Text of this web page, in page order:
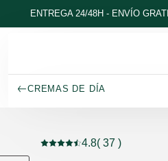
Ir al contenido principal
ENTREGA 24/48H - ENVÍO
CREMAS DE DÍA
Puntuación: 4.8 / 5
4.8( 37 )